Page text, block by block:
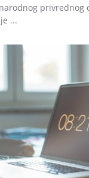
privrednog
...